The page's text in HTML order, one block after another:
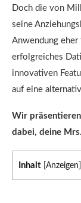
Doch die von
seine
Anwendung
erfolgreiches
innovativen
auf eine
Wir
dabei, deine
Inhalt Anzeigen